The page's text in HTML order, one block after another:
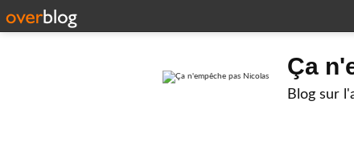
Ça
Blog sur